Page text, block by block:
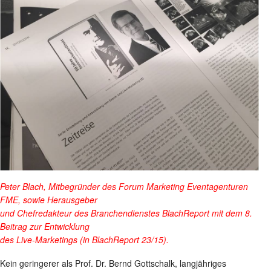
Peter Blach, Mitbegründer des Forum Marketing Eventagenturen
FME, sowie Herausgeber
und Chefredakteur des Branchendienstes BlachReport mit dem 8.
Beitrag zur Entwicklung
des Live-Marketings (in BlachReport 23/15).
Kein geringerer als Prof. Dr. Bernd Gottschalk, langjähriges